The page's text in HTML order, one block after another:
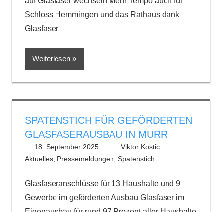
Schloss Hemmingen und das Rathaus dank
Glasfaser
Weiterlesen
SPATENSTICH FÜR GEFÖRDERTEN
GLASFASERAUSBAU IN MURR
18. September 2025
Viktor Kostic
Aktuelles, Pressemeldungen Spatenstich
Glasfaseranschlüsse für 13 Haushalte und 9
Gewerbe im geförderten Ausbau Glasfaser im